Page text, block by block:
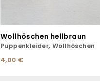
Wollhöschen hellbraun
Puppenkleider,Wollhöschen
4,00 €